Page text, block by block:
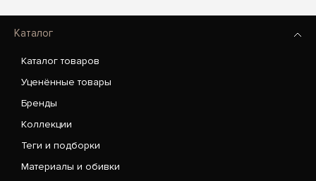
Каталог
Каталог товаров
Уценённые товары
Бренды
Коллекции
Теги и подборки
Материалы и обивки